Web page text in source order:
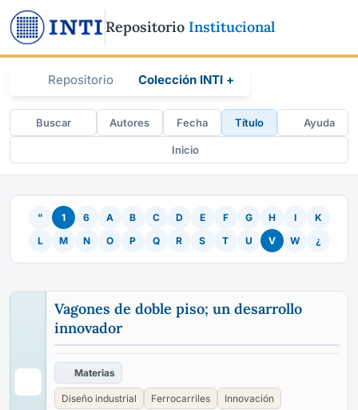
Repositorio Institucional
Repositorio Colección INTI +
Buscar Autores Fecha Título Ayuda
Inicio
" 1 6 A B C D E F G H I
K
L
M N O P Q R S T U V W ¿
Vagones de doble piso; un desarrollo
innovador
Materias
Diseño industrial Ferrocarriles Innovación